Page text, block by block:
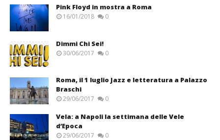
Pink Floyd in mostra a Roma
16/01/2018 0
Dimmi Chi Sei!
30/06/2017 0
Roma, il 1 luglio Jazz e letteratura a Palazzo
Braschi
29/06/2017 0
Vela: a Napoli la settimana delle Vele
d’Epoca
29/06/2017 0